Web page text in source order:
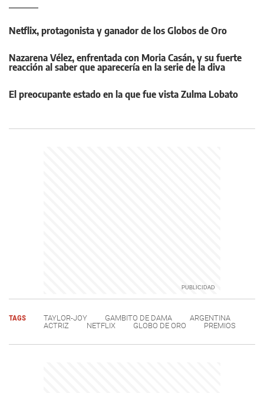
Netflix, protagonista y ganador de los Globos de Oro
Nazarena Vélez, enfrentada con Moria Casán, y su fuerte
reacción al saber que aparecería en la serie de la diva
El preocupante estado en la que fue vista Zulma Lobato
TAGS TAYLOR-JOY GAMBITO DE DAMA
ARGENTINA
ACTRIZ
NETFLIX GLOBO DE ORO PREMIOS